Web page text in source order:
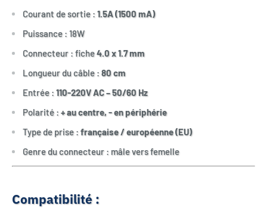
Courant de sortie : 1.5A (1500 mA)
Puissance : 18W
Connecteur : fiche4.0 x 1.7 mm
Longueur du câble : 80 cm
Entrée : 110-220V AC – 50/60 Hz
Polarité : + au centre, - en périphérie
Type de prise : française / européenne (EU)
Genre du connecteur : mâle vers femelle
Compatibilité :